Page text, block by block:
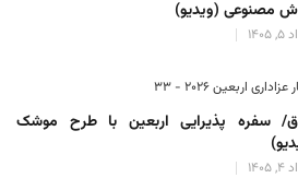
مصنوعی (ویدیو)
عزاداری اربعین ۲۰۲۶ - 33
سفره پذیرایی اربعین با طرح موشک